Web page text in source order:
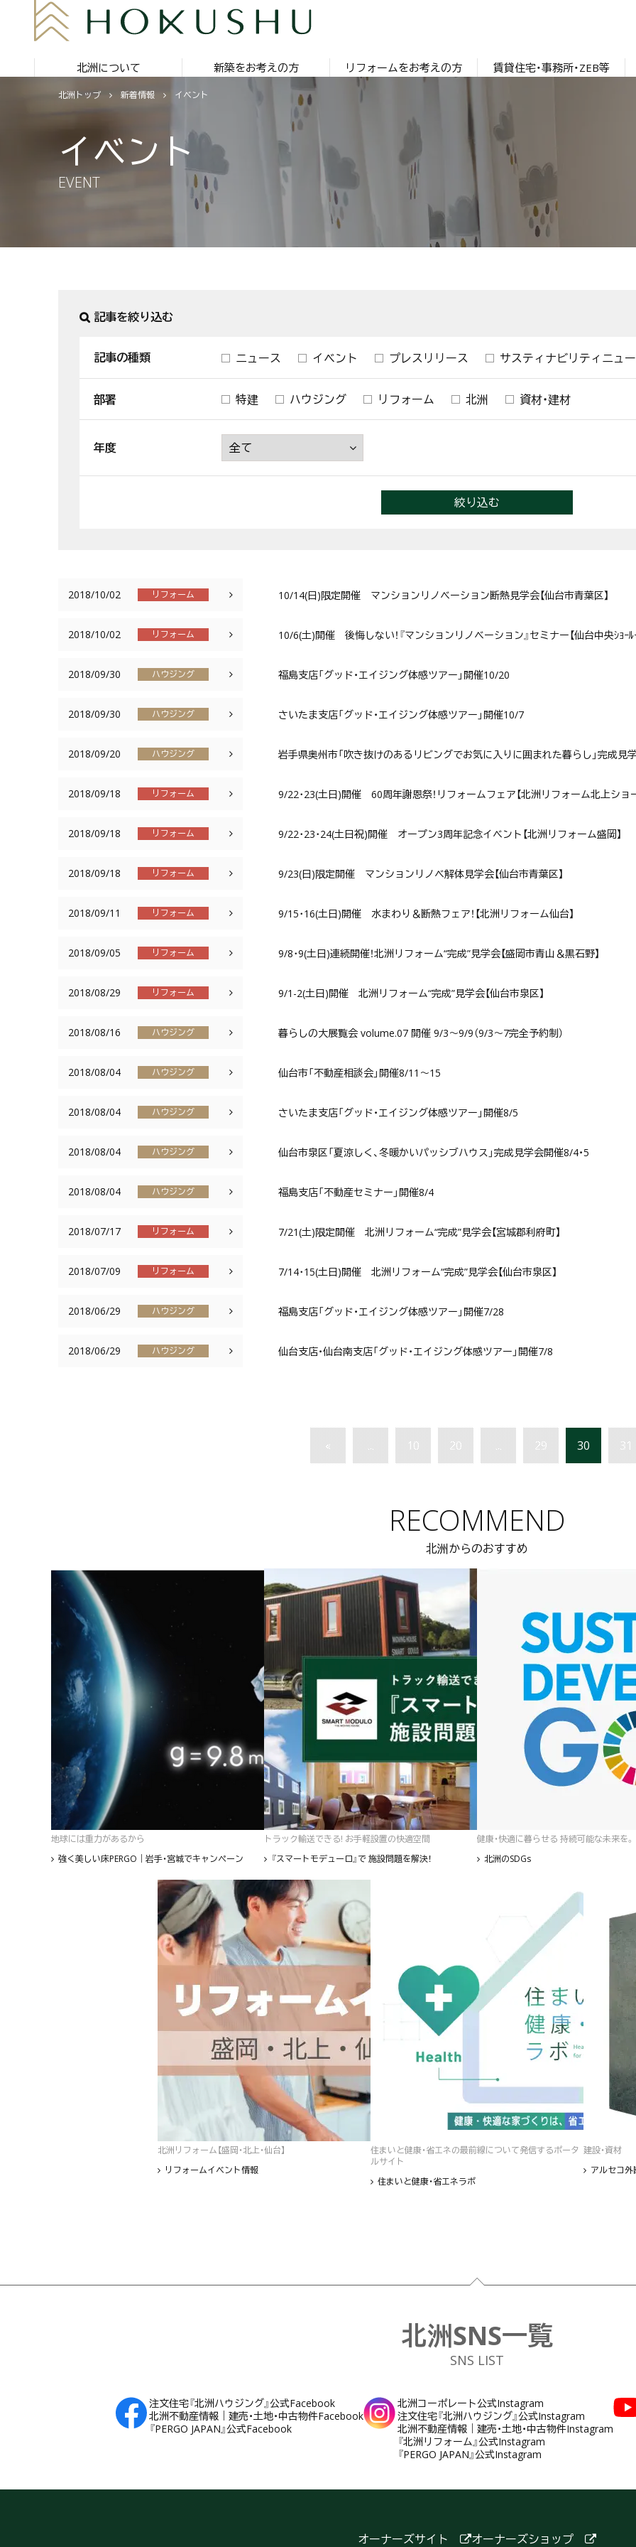
北洲について 新築をお考えの方 リフォームをお考えの方 賃貸住宅・事務所・ZEB等
北洲トップ 新着情報 イベント
イベント
EVENT
記事を絞り込む
記事の種類 ニュース イベント プレスリリース サスティナビリティニュ
部署 特建 ハウジング リフォーム 北洲 資材・建材
年度
絞り込む
2018/10/02 リフォーム 10/14(日)限定開催 マンションリノベーション断熱見学会【仙台市青葉区】
2018/10/02 リフォーム 10/6(土)開催 後悔しない！『マンションリノベーション』セミナー【仙台中央ｼｮｰﾙｰ
2018/09/30 ハウジング 福島支店「グッド・エイジング体感ツアー」開催10/20
2018/09/30 ハウジング さいたま支店「グッド・エイジング体感ツアー」開催10/7
2018/09/20 ハウジング 岩手県奥州市「吹き抜けのあるリビングでお気に入りに囲まれた暮らし」完成見
2018/09/18 リフォーム 9/22･23(土日)開催 60周年謝恩祭！リフォームフェア【北洲リフォーム北上ショ
2018/09/18 リフォーム 9/22･23･24(土日祝)開催 オープン3周年記念イベント【北洲リフォーム盛岡】
2018/09/18 リフォーム 9/23(日)限定開催 マンションリノベ解体見学会【仙台市青葉区】
2018/09/11 リフォーム 9/15･16(土日)開催 水まわり＆断熱フェア！【北洲リフォーム仙台】
2018/09/05 リフォーム 9/8･9(土日)連続開催！北洲リフォーム“完成”見学会【盛岡市青山＆黒石野】
2018/08/29 リフォーム 9/1-2(土日)開催 北洲リフォーム“完成”見学会【仙台市泉区】
2018/08/16 ハウジング 暮らしの大展覧会 volume.07 開催 9/3〜9/9（9/3〜7完全予約制）
2018/08/04 ハウジング 仙台市「不動産相談会」開催8/11〜15
2018/08/04 ハウジング さいたま支店「グッド・エイジング体感ツアー」開催8/5
2018/08/04 ハウジング 仙台市泉区「夏涼しく、冬暖かいパッシブハウス」完成見学会開催8/4・5
2018/08/04 ハウジング 福島支店「不動産セミナー」開催8/4
2018/07/17 リフォーム 7/21(土)限定開催 北洲リフォーム“完成”見学会【宮城郡利府町】
2018/07/09 リフォーム 7/14･15(土日)開催 北洲リフォーム“完成”見学会【仙台市泉区】
2018/06/29 ハウジング 福島支店「グッド・エイジング体感ツアー」開催7/28
2018/06/29 ハウジング 仙台支店・仙台南支店「グッド・エイジング体感ツアー」開催7/8
« ... 10 20 ... 29 30 31
RECOMMEND
北洲からのおすすめ
地球には重力があるから
強く美しい床PERGO｜岩手・宮城でキャンペーン
トラック輸送できる! お手軽設置の快適空間
『スマートモデューロ』で 施設問題を解決！
健康・快適に暮らせる 持続可能な未来を。
北洲のSDGs
北洲リフォーム【盛岡・北上・仙台】
リフォームイベント情報
住まいと健康・省エネの最前線について発信するポータ
ルサイト
住まいと健康・省エネラボ
建設・資材
アルセコ外
フッター
北洲SNS一覧
SNS LIST
注文住宅『北洲ハウジング』公式Facebook
北洲不動産情報｜建売・土地・中古物件Facebook
『PERGO JAPAN』公式Facebook
北洲コーポレート公式Instagram
注文住宅『北洲ハウジング』公式Instagram
北洲不動産情報｜建売・土地・中古物件Instagram
『北洲リフォーム』公式Instagram
『PERGO JAPAN』公式Instagram
オーナーズサイト オーナーズショップ